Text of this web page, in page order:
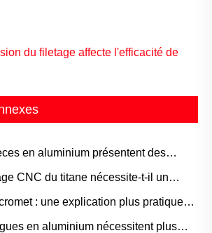
du filetage affecte l'efficacité de
en aluminium présentent des
que celles en acier
CNC du titane nécessite-t-il un
haute pression et un outillage
: une explication plus pratique
réelle
en aluminium nécessitent plus